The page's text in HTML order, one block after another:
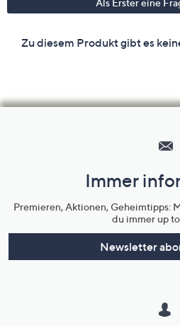
Immer
Premieren, Aktionen, Geheimtipps:
du immer up
Newsletter